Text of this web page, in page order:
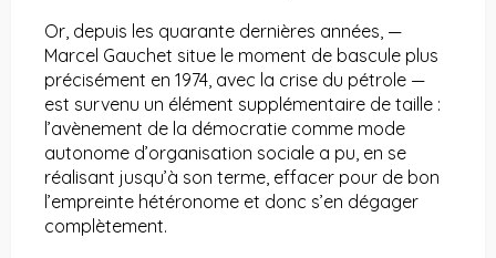
Or, depuis les quarante dernières années, —
Marcel Gauchet situe le moment de bascule plus
précisément en 1974, avec la crise du pétrole —
est survenu un élément supplémentaire de taille :
l’avènement de la démocratie comme mode
autonome d’organisation sociale a pu, en se
réalisant jusqu’à son terme, effacer pour de bon
l’empreinte hétéronome et donc s’en dégager
complètement.